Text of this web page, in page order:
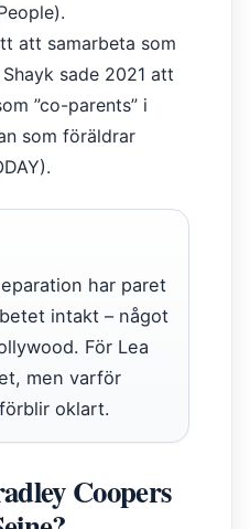
att samarbeta som
sade 2021 att
”co-parents” i
som föräldrar
har paret
intakt – något
För Lea
men varför
oklart.
Coopers